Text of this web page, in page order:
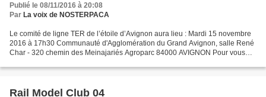
Publié le 08/11/2016 à 20:08
Par La voix de NOSTERPACA
Le comité de ligne TER de l’étoile d’Avignon aura lieu : Mardi 15 novembre
2016 à 17h30 Communauté d'Agglomération du Grand Avignon, salle René
Char - 320 chemin des Meinajariés Agroparc 84000 AVIGNON Pour vous
Rail Model Club 04